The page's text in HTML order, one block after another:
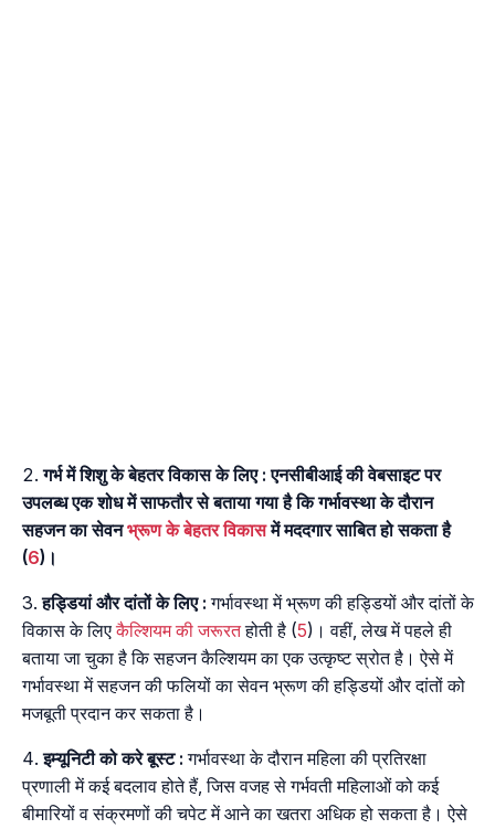
गर्भ में शिशु के बेहतर विकास के लिए : एनसीबीआई की वेबसाइट पर
उपलब्ध एक शोध में साफतौर से बताया गया है कि गर्भावस्था के दौरान
सहजन का सेवनभ्रूण के बेहतर विकासमें मददगार साबित हो सकता है
(6)।
हड्डियां और दांतों के लिए : गर्भावस्था में भ्रूण की हड्डियों और दांतों के
विकास के लिएकैल्शियम की जरूरतहोती है (5)। वहीं, लेख में पहले ही
बताया जा चुका है कि सहजन कैल्शियम का एक उत्कृष्ट स्रोत है। ऐसे में
गर्भावस्था में सहजन की फलियों का सेवन भ्रूण की हड्डियों और दांतों को
मजबूती प्रदान कर सकता है।
इम्यूनिटी को करे बूस्ट : गर्भावस्था के दौरान महिला की प्रतिरक्षा
प्रणाली में कई बदलाव होते हैं, जिस वजह से गर्भवती महिलाओं को कई
बीमारियों व संक्रमणों की चपेट में आने का खतरा अधिक हो सकता है। ऐसे